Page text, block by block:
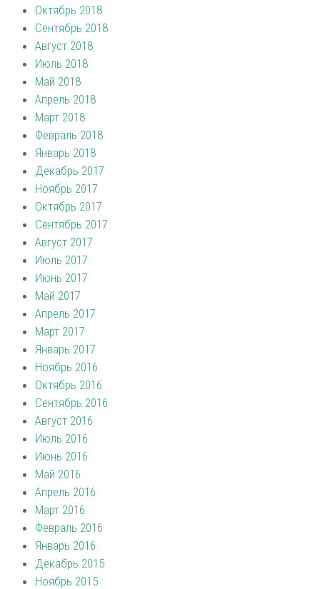
Октябрь 2018
Сентябрь 2018
Август 2018
Июль 2018
Май 2018
Апрель 2018
Март 2018
Февраль 2018
Январь 2018
Декабрь 2017
Ноябрь 2017
Октябрь 2017
Сентябрь 2017
Август 2017
Июль 2017
Июнь 2017
Май 2017
Апрель 2017
Март 2017
Январь 2017
Ноябрь 2016
Октябрь 2016
Сентябрь 2016
Август 2016
Июль 2016
Июнь 2016
Май 2016
Апрель 2016
Март 2016
Февраль 2016
Январь 2016
Декабрь 2015
Ноябрь 2015